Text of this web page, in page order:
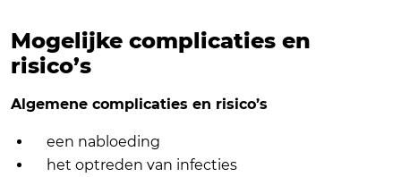
Mogelijke complicaties en
risico’s
Algemene complicaties en risico’s
een nabloeding
het optreden van infecties